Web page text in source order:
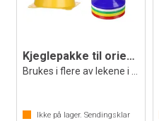
Kjeglepakke til orienteringsleker
Ikke på lager. Sendingsklar